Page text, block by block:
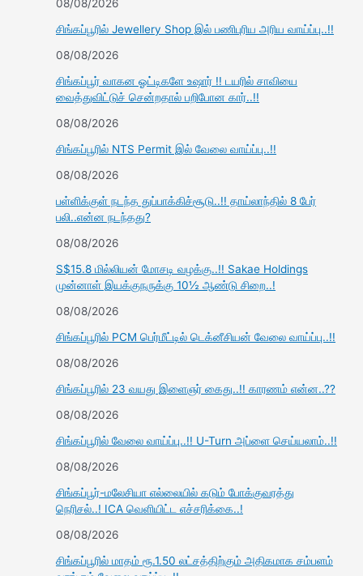
08/08/2026
சிங்கப்பூரில் Jewellery Shop இல் பணிபுரிய அரிய வாய்ப்பு..!!
08/08/2026
சிங்கப்பூர் வாகன ஓட்டிகளே உஷார் !! டயரில் சாவியை
வைத்துவிட்டுச் சென்றதால் பறிபோன கார்..!!
08/08/2026
சிங்கப்பூரில் NTS Permit இல் வேலை வாய்ப்பு..!!
08/08/2026
பள்ளிக்குள் நடந்த துப்பாக்கிச்சூடு..!! தாய்லாந்தில் 8 பேர்
பலி..என்ன நடந்தது?
08/08/2026
S$15.8 மில்லியன் மோசடி வழக்கு..!! Sakae Holdings
முன்னாள் இயக்குநருக்கு 10½ ஆண்டு சிறை..!
08/08/2026
சிங்கப்பூரில் PCM பெர்மீட்டில் டெக்னீசியன் வேலை வாய்ப்பு..!!
08/08/2026
சிங்கப்பூரில் 23 வயது இளைஞர் கைது..!! காரணம் என்ன..??
08/08/2026
சிங்கப்பூரில் வேலை வாய்ப்பு..!! U-Turn அப்ளை செய்யலாம்..!!
08/08/2026
சிங்கப்பூர்-மலேசியா எல்லையில் கடும் போக்குவரத்து
நெரிசல்..! ICA வெளியிட்ட எச்சரிக்கை..!
08/08/2026
சிங்கப்பூரில் மாதம் ரூ.1.50 லட்சத்திற்கும் அதிகமாக சம்பளம்